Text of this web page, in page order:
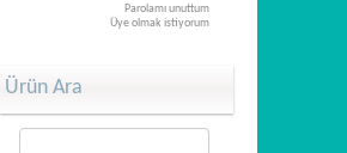
Parolamı unuttum
Üye olmak istiyorum
Ürün Ara